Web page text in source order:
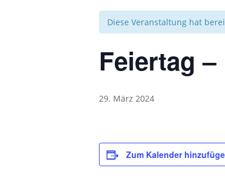
Diese Veranstaltung hat
Feiertag
29. März 2024
Zum Kalender